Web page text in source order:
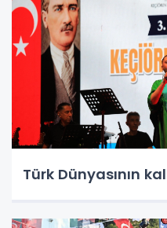
Türk Dünyasının